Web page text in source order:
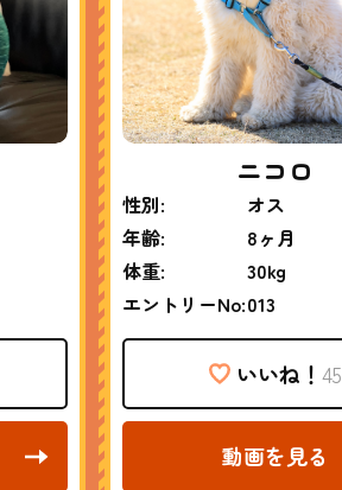
ニコロ
性別:
オス
年齢:
8ヶ月
体重:
30kg
エントリーNo:013
いいね！ 45
動画を見る